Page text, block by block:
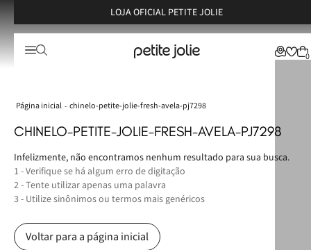
LOJA OFICIAL PETITE JOLIE
0
chinelo-petite-jolie-fresh-avela-pj7298
CHINELO-PETITE-JOLIE-FRESH-AVELA-PJ7298
Infelizmente, não encontramos nenhum resultado para sua busca.
1 - Verifique se há algum erro de digitação
2 - Tente utilizar apenas uma palavra
3 - Utilize sinônimos ou termos mais genéricos
Voltar para a página inicial